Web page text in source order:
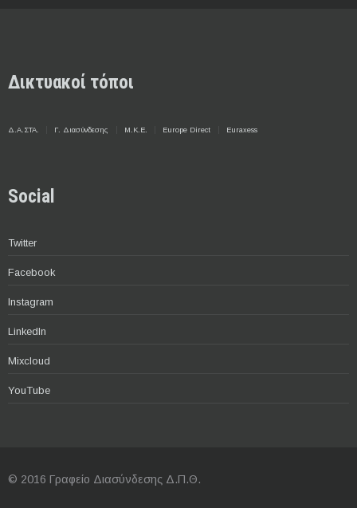
Δικτυακοί τόποι
Δ.Α.ΣΤΑ. Γ. Διασύνδεσης Μ.Κ.Ε. Europe Direct Euraxess
Social
Twitter
Facebook
Instagram
LinkedIn
Mixcloud
YouTube
© 2016 Γραφείο Διασύνδεσης Δ.Π.Θ.